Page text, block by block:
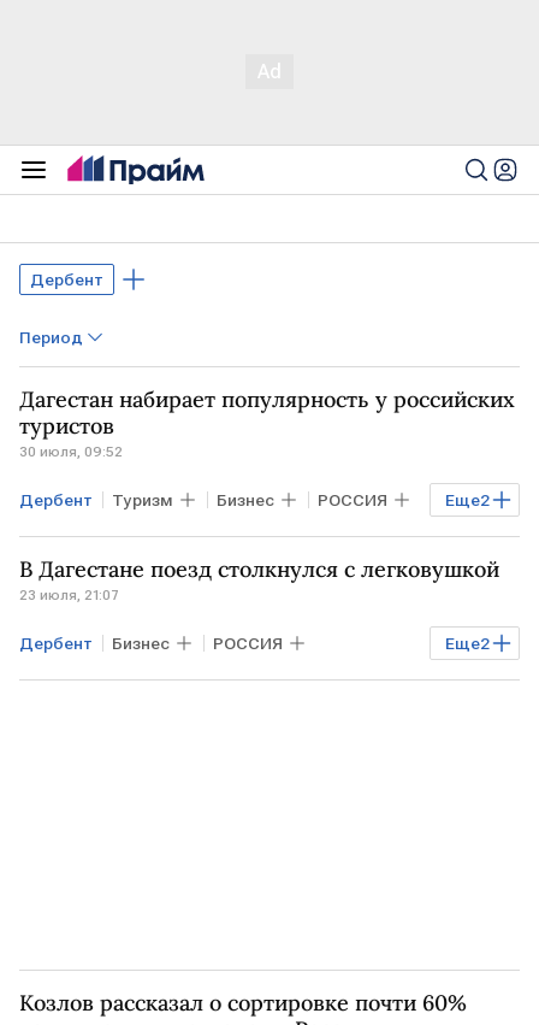
Дербент
Период
Дагестан набирает популярность у российских
туристов
30 июля, 09:52
Еще2
Дербент Туризм Бизнес РОССИЯ
Махачкала Дагестан
В Дагестане поезд столкнулся с легковушкой
23 июля, 21:07
Еще2
Дербент Бизнес РОССИЯ
Махачкала Дагестан
Козлов рассказал о сортировке почти 60%